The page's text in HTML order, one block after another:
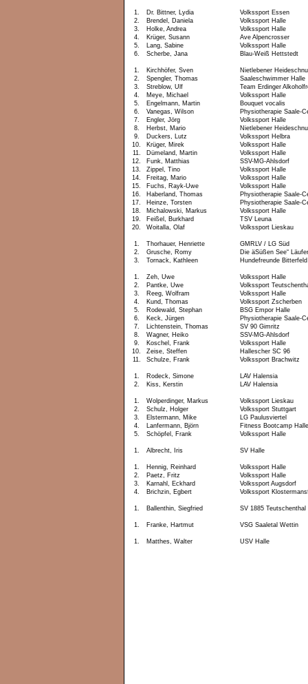
1. Dr. Bittner, Lydia
Volkssport Essen
2.
Brendel, Daniela
Volkssport Halle
3.
Holke, Andrea
Volkssport Halle
4.
Krüger, Susann
Ave Alpencrosser
5.
Lang, Sabine
Volkssport Halle
6.
Scherbe, Jana Blau-Weiß Hettstedt
1. Kirchhöfer, Sven
Nietlebener
2.
Spengler, Thomas
Saaleschwimmer Halle
3.
Streblow, Ulf
Team Erdinger
4.
Meye, Michael
Volkssport Halle
5.
Engelmann, Martin
Bouquet vocalis
6.
Vanegas, Wilson
Physiotherapie Saale-
7.
Engler, Jörg
Volkssport Halle
8.
Herbst, Mario
Nietlebener
9.
Duckers, Lutz
Volkssport Helbra
10.
Krüger, Mirek
Volkssport Halle
11.
Dümeland, Martin
Volkssport Halle
12.
Funk, Matthias
SSV-MG-Ahlsdorf
13.
Zippel, Tino
Volkssport Halle
14.
Freitag, Mario
Volkssport Halle
15.
Fuchs, Rayk-Uwe
Volkssport Halle
16.
Haberland, Thomas
Physiotherapie Saale-
17.
Heinze, Torsten
Physiotherapie Saale-
18.
Michalowski, Markus
Volkssport Halle
19.
Feißel, Burkhard
TSV Leuna
20.
Woitalla, Olaf Volkssport Lieskau
1. Thorhauer, Henriette
GMRLV / LG Süd
2.
Grusche, Romy
Die äSüßen See“ Läufer
3.
Tornack, Kathleen Hundefreunde Bitterfeld
1. Zeh, Uwe
Volkssport Halle
2.
Pantke, Uwe
Volkssport
3.
Reeg, Wolfram
Volkssport Halle
4.
Kund, Thomas
Volkssport Zscherben
5.
Rodewald, Stephan
BSG Empor Halle
6.
Keck, Jürgen
Physiotherapie Saale-
7.
Lichtenstein, Thomas
SV 90 Gimritz
8.
Wagner, Heiko
SSV-MG-Ahlsdorf
9.
Koschel, Frank
Volkssport Halle
10.
Zeise, Steffen
Hallescher SC 96
11.
Schulze, Frank Volkssport Brachwitz
1. Rodeck, Simone
LAV Halensia
2.
Kiss, Kerstin LAV Halensia
1. Wolperdinger, Markus
Volkssport Lieskau
2.
Schulz, Holger
Volkssport Stuttgart
3.
Elstermann, Mike
LG Paulusviertel
4.
Lanfermann, Björn
Fitness Bootcamp Halle
5.
Schöpfel, Frank Volkssport Halle
1. Albrecht, Iris SV Halle
1. Hennig, Reinhard
Volkssport Halle
2.
Paetz, Fritz
Volkssport Halle
3.
Karnahl, Eckhard
Volkssport Augsdorf
4.
Brichzin, Egbert Volkssport
1. Ballenthin, Siegfried SV 1885 Teutschenthal
1. Franke, Hartmut VSG Saaletal Wettin
1. Matthes, Walter USV Halle